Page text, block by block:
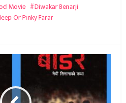
Movie
Diwakar Benarji
Or Pinky Farar